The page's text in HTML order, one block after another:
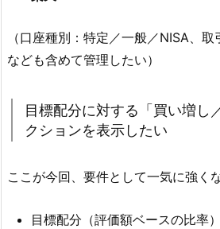
（口座種別：特定／一般／NISA、取
なども含めて管理したい）
目標配分に対する「買い増し
クションを表示したい
ここが今回、要件として一気に強く
目標配分（評価額ベースの比率